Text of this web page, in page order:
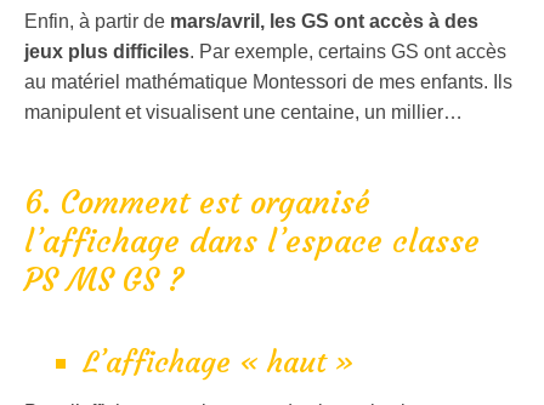
Enfin, à partir de mars/avril, les GS ont accès à des
jeux plus difficiles. Par exemple, certains GS ont accès
au matériel mathématique Montessori de mes enfants. Ils
manipulent et visualisent une centaine, un millier…
6. Comment est organisé
l’affichage dans l’espace classe
PS MS GS ?
L’affichage « haut »